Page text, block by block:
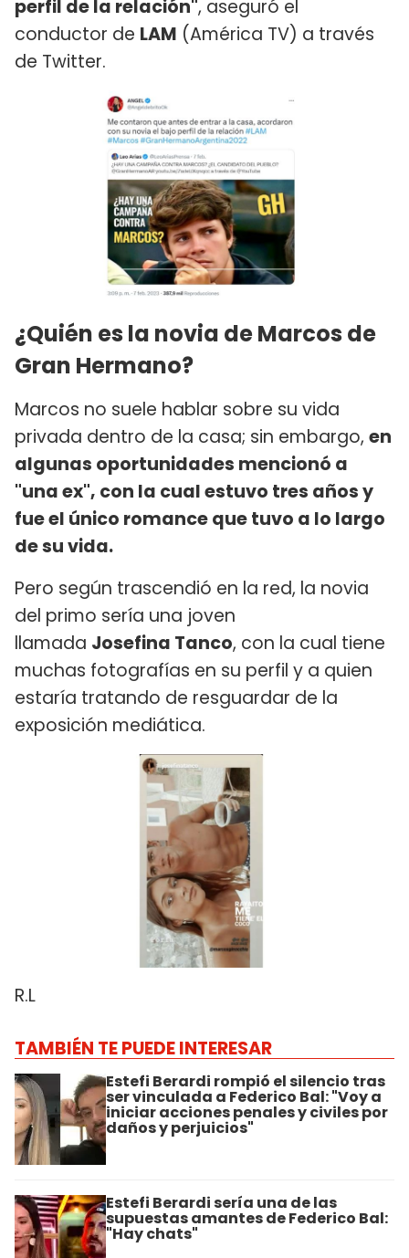
perfil de la relación", aseguró el
conductor de LAM (América TV) a través
de Twitter.
¿Quién es la novia de Marcos de
Gran Hermano?
Marcos no suele hablar sobre su vida
privada dentro de la casa; sin embargo, en
algunas oportunidades mencionó a
"una ex", con la cual estuvo tres años y
fue el único romance que tuvo a lo largo
de su vida.
Pero según trascendió en la red, la novia
del primo sería una joven
llamada Josefina Tanco, con la cual tiene
muchas fotografías en su perfil y a quien
estaría tratando de resguardar de la
exposición mediática.
R.L
TAMBIÉN TE PUEDE INTERESAR
Estefi Berardi rompió el silencio tras
ser vinculada a Federico Bal: "Voy a
iniciar acciones penales y civiles por
daños y perjuicios"
Estefi Berardi sería una de las
supuestas amantes de Federico Bal:
"Hay chats"